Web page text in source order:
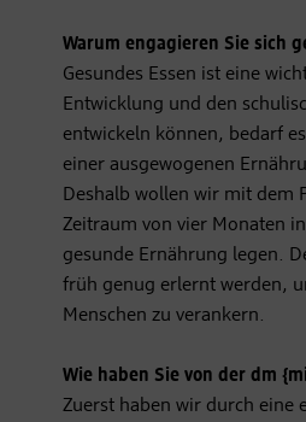
Warum engagieren Sie sich
Gesundes Essen ist eine
Entwicklung und den
entwickeln können, bedarf
einer ausgewogenen
Deshalb wollen wir mit dem
Zeitraum von vier Monaten
gesunde Ernährung legen.
früh genug erlernt werden,
Menschen zu verankern.
Wie haben Sie von der dm
Zuerst haben wir durch eine